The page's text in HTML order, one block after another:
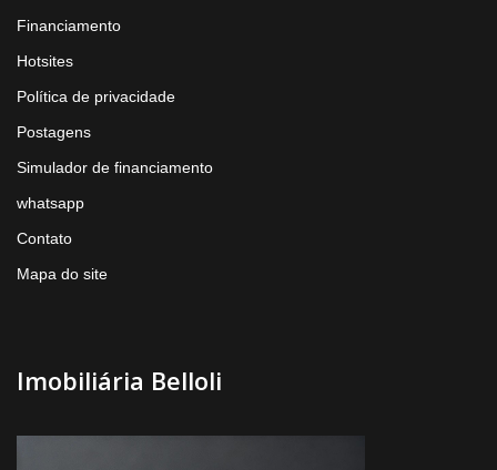
Financiamento
Hotsites
Política de privacidade
Postagens
Simulador de financiamento
whatsapp
Contato
Mapa do site
Imobiliária Belloli